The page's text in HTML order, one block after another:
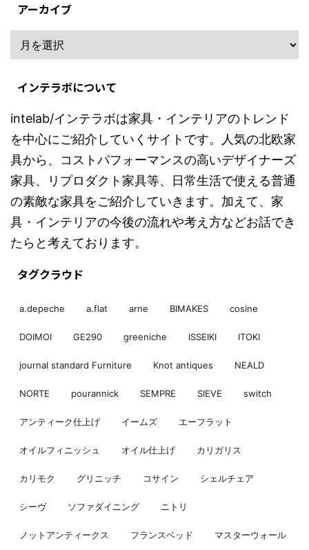
アーカイブ
インテラボについて
intelab/インテラボは家具・インテリアのトレンド
を中心にご紹介していくサイトです。人気の北欧家
具から、コストパフォーマンスの高いデザイナーズ
家具、リプロダクト家具等、日常生活で使える普通
の素敵な家具をご紹介していきます。加えて、家
具・インテリアの今後の流れや考え方などお話でき
たらと考えております。
タグクラウド
a.depeche a.flat arne BIMAKES cosine
DOIMOI GE290 greeniche ISSEIKI ITOKI
journal standard Furniture Knot antiques NEALD
NORTE pourannick SEMPRE SIEVE switch
アンティーク仕上げ イームズ エーフラット
オイルフィニッシュ オイル仕上げ カリガリス
カリモク グリニッチ コサイン シェルチェア
シーヴ ソファダイニング ニトリ
ノットアンティークス フランスベッド マスターウォール